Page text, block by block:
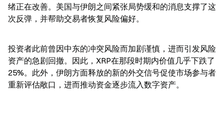
绪正在改善。美国与伊朗之间紧张局势缓和的消息支撑了这
次反弹，并帮助交易者恢复风险偏好。
投资者此前曾因中东的冲突风险而加剧谨慎，进而引发风险
资产的急剧回撤。因此，XRP在那段时期内价值几乎下跌了
25%。此外，伊朗方面释放的新的外交信号促使市场参与者
重新评估敞口，进而推动资金逐步流入数字资产。